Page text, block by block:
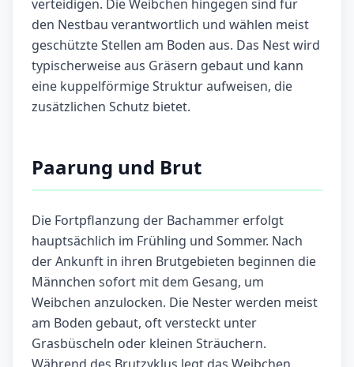
verteidigen. Die Weibchen hingegen sind für
den Nestbau verantwortlich und wählen meist
geschützte Stellen am Boden aus. Das Nest wird
typischerweise aus Gräsern gebaut und kann
eine kuppelförmige Struktur aufweisen, die
zusätzlichen Schutz bietet.
Paarung und Brut
Die Fortpflanzung der Bachammer erfolgt
hauptsächlich im Frühling und Sommer. Nach
der Ankunft in ihren Brutgebieten beginnen die
Männchen sofort mit dem Gesang, um
Weibchen anzulocken. Die Nester werden meist
am Boden gebaut, oft versteckt unter
Grasbüscheln oder kleinen Sträuchern.